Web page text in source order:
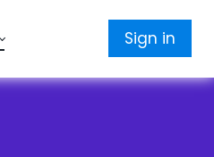
Sign in